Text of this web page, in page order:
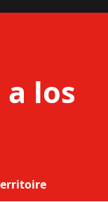
a los